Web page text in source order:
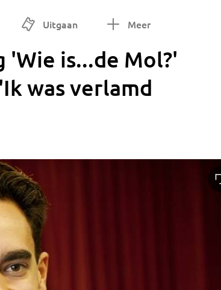
Uitgaan Meer
'Wie is...de Mol?'
was verlamd